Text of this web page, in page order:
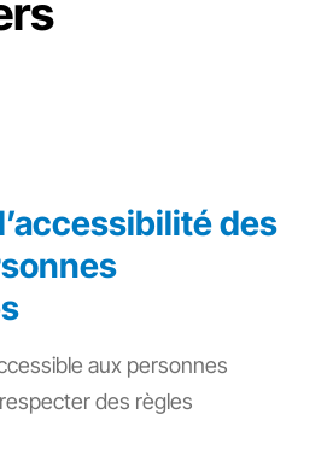
des
aux personnes
des règles